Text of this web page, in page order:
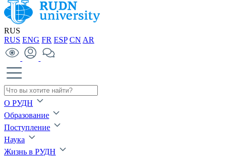
RUS
RUS ENG FR ESP CN AR
О РУДН
Образование
Поступление
Наука
Жизнь в РУДН